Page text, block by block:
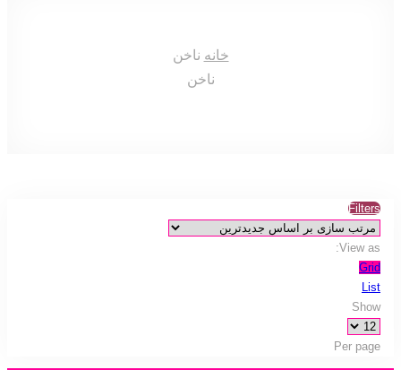
خانه ناخن
ناخن
Filters
View as:
Grid
List
Show
Per page